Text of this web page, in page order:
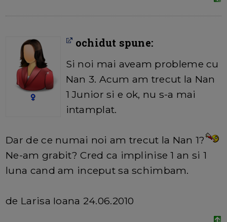
ochidut spune:
Si noi mai aveam probleme cu
Nan 3. Acum am trecut la Nan
1 Junior si e ok, nu s-a mai
intamplat.
Dar de ce numai noi am trecut la Nan 1?
Ne-am grabit? Cred ca implinise 1 an si 1
luna cand am inceput sa schimbam.
de Larisa Ioana 24.06.2010